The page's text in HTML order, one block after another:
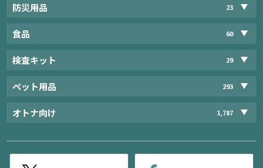
防災用品 23
食品 60
検査キット 29
ペット用品 293
オトナ向け 1,787